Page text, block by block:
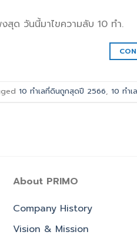
สุด วันนี้มาไขความลับ 10 ทำ.
10 ทำเลที่ดินถูกสุดปี 2566, 10 ทำ
About PRIMO
Company History
Vision & Mission